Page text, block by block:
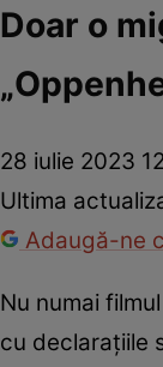
Doar o
28 iulie 2023
Ultima
Adaugă-ne
Nu numai
cu declarațiile